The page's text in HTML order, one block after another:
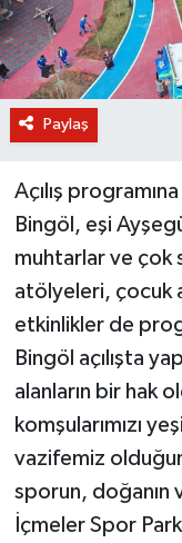
Paylaş
Açılış
Bingöl, eşi
muhtarlar ve çok
atölyeleri, çocuk
etkinlikler de
Bingöl açılışta
alanların bir hak
komşularımızı
vazifemiz
sporun, doğanın
İçmeler Spor